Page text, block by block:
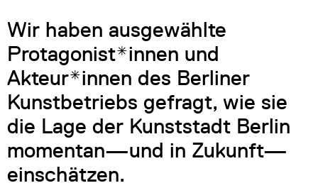
Wir haben ausgewählte
Protagonist*innen und
Akteur*innen des Berliner
Kunstbetriebs gefragt, wie sie
die Lage der Kunststadt Berlin
momentan—und in Zukunft—
einschätzen.